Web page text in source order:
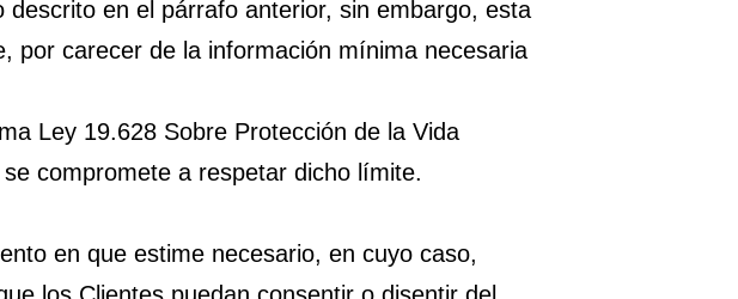
en el párrafo anterior, sin embargo, esta
por carecer de la información mínima necesaria
Ley 19.628 Sobre Protección de la Vida
compromete a respetar dicho límite.
en que estime necesario, en cuyo caso,